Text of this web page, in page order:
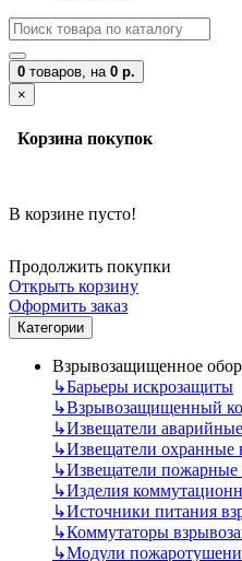
0 товаров, на 0 р.
×
Корзина покупок
В корзине пусто!
Продолжить покупки
Открыть корзину
Оформить заказ
Категории
Взрывозащищенное
↳Барьеры искрозащиты
↳Взрывозащищенный
↳Извещатели
↳Извещатели
↳Извещатели
↳Изделия
↳Источники питания
↳Коммутаторы
↳Модули